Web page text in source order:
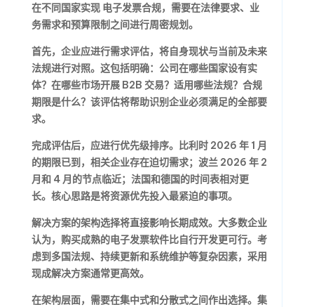
在不同国家实现 电子发票合规，需要在法律要求、业
务需求和预算限制之间进行周密规划。
首先，企业应进行需求评估，将自身现状与当前及未来
法规进行对照。这包括明确：公司在哪些国家设有实
体？在哪些市场开展 B2B 交易？适用哪些法规？合规
期限是什么？该评估将帮助识别企业必须满足的全部要
求。
完成评估后，应进行优先级排序。比利时 2026 年 1 月
的期限已到，相关企业存在迫切需求；波兰 2026 年 2
月和 4 月的节点临近；法国和德国的时间表相对更
长。核心思路是将资源优先投入最紧迫的事项。
解决方案的架构选择将直接影响长期成效。大多数企业
认为，购买成熟的电子发票软件比自行开发更可行。考
虑到多国法规、持续更新和系统维护等复杂因素，采用
现成解决方案通常更高效。
在架构层面，需要在集中式和分散式之间作出选择。集